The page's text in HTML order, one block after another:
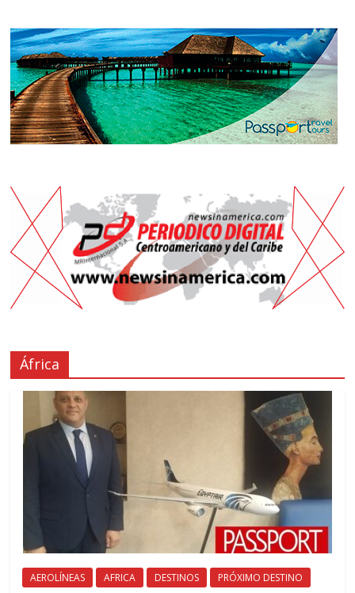
África
AEROLÍNEAS AFRICA DESTINOS PRÓXIMO DESTINO